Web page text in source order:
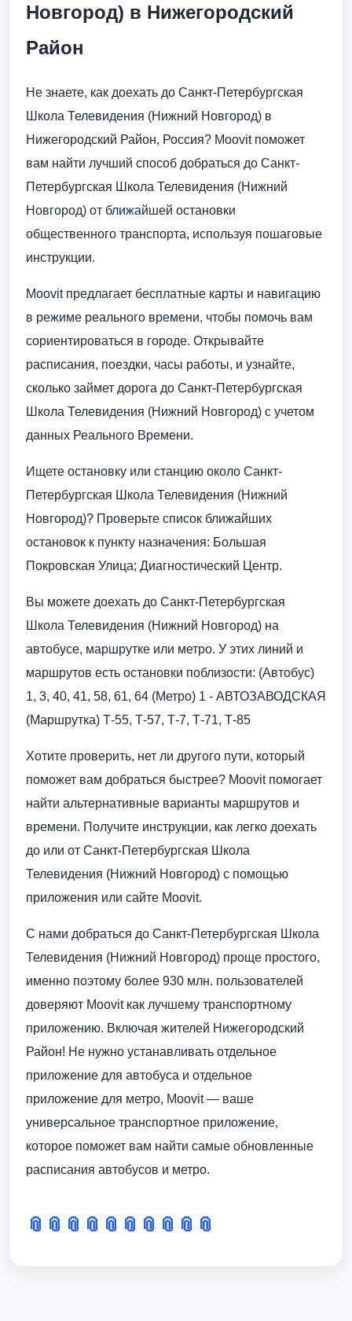
Новгород) в Нижегородский
Район
Не знаете, как доехать до Санкт-Петербургская
Школа Телевидения (Нижний Новгород) в
Нижегородский Район, Россия? Moovit поможет
вам найти лучший способ добраться до Санкт-
Петербургская Школа Телевидения (Нижний
Новгород) от ближайшей остановки
общественного транспорта, используя пошаговые
инструкции.
Moovit предлагает бесплатные карты и навигацию
в режиме реального времени, чтобы помочь вам
сориентироваться в городе. Открывайте
расписания, поездки, часы работы, и узнайте,
сколько займет дорога до Санкт-Петербургская
Школа Телевидения (Нижний Новгород) с учетом
данных Реального Времени.
Ищете остановку или станцию около Санкт-
Петербургская Школа Телевидения (Нижний
Новгород)? Проверьте список ближайших
остановок к пункту назначения: Большая
Покровская Улица; Диагностический Центр.
Вы можете доехать до Санкт-Петербургская
Школа Телевидения (Нижний Новгород) на
автобусе, маршрутке или метро. У этих линий и
маршрутов есть остановки поблизости: (Автобус)
1, 3, 40, 41, 58, 61, 64 (Метро) 1 - АВТОЗАВОДСКАЯ
(Маршрутка) Т-55, Т-57, Т-7, Т-71, Т-85
Хотите проверить, нет ли другого пути, который
поможет вам добраться быстрее? Moovit помогает
найти альтернативные варианты маршрутов и
времени. Получите инструкции, как легко доехать
до или от Санкт-Петербургская Школа
Телевидения (Нижний Новгород) с помощью
приложения или сайте Moovit.
С нами добраться до Санкт-Петербургская Школа
Телевидения (Нижний Новгород) проще простого,
именно поэтому более 930 млн. пользователей
доверяют Moovit как лучшему транспортному
приложению. Включая жителей Нижегородский
Район! Не нужно устанавливать отдельное
приложение для автобуса и отдельное
приложение для метро, Moovit — ваше
универсальное транспортное приложение,
которое поможет вам найти самые обновленные
расписания автобусов и метро.
📎 📎 📎 📎 📎 📎 📎 📎 📎 📎